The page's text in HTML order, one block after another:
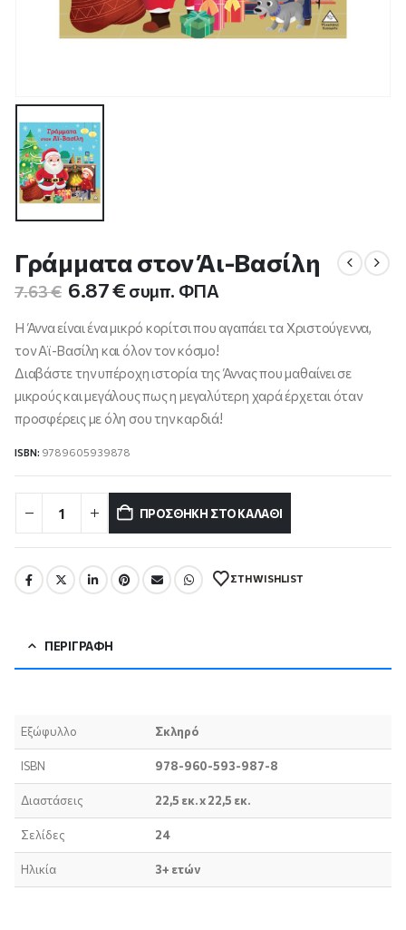
Γράμματα στον Άι-Βασίλη
7.63€ Original
was:
7.63 €.
6.87€Η
τρέχουσα
τιμή
είναι:
6.87 €.
συμπ. ΦΠΑ
Η Άννα είναι ένα μικρό κορίτσι που αγαπάει τα Χριστούγεννα,
τον Αϊ-Βασίλη και όλον τον κόσμο!
Διαβάστε την υπέροχη ιστορία της Άννας που μαθαίνει σε
μικρούς και μεγάλους πως η μεγαλύτερη χαρά έρχεται όταν
προσφέρεις με όλη σ­ου την καρδιά!
ISBN: 9789605939878
ΠΡΟΣΘΉΚΗ ΣΤΟ ΚΑΛΆΘΙ
ΣΤΗ WISHLIST
ΠΕΡΙΓΡΑΦΉ
Εξώφυλλο Σκληρό
ISBN 978-960-593-987-8
Διαστάσεις 22,5 εκ. x 22,5 εκ.
Σελίδες 24
Ηλικία 3+ ετών